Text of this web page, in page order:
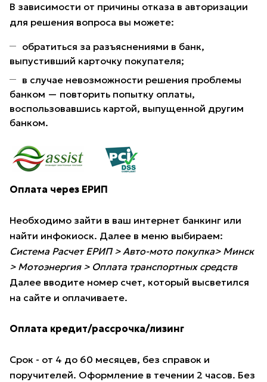
В зависимости от причины отказа в авторизации
для решения вопроса вы можете:
обратиться за разъяснениями в банк,
выпустивший карточку покупателя;
в случае невозможности решения проблемы
банком — повторить попытку оплаты,
воспользовавшись картой, выпущенной другим
банком.
Оплата через ЕРИП
Необходимо зайти в ваш интернет банкинг или
найти инфокиоск. Далее в меню выбираем:
Система Расчет ЕРИП > Авто-мото покупка> Минск
> Мотоэнергия > Оплата транспортных средств
Далее вводите номер счет, который высветился
на сайте и оплачиваете.
Оплата кредит/рассрочка/лизинг
Срок - от 4 до 60 месяцев, без справок и
поручителей. Оформление в течении 2 часов. Без